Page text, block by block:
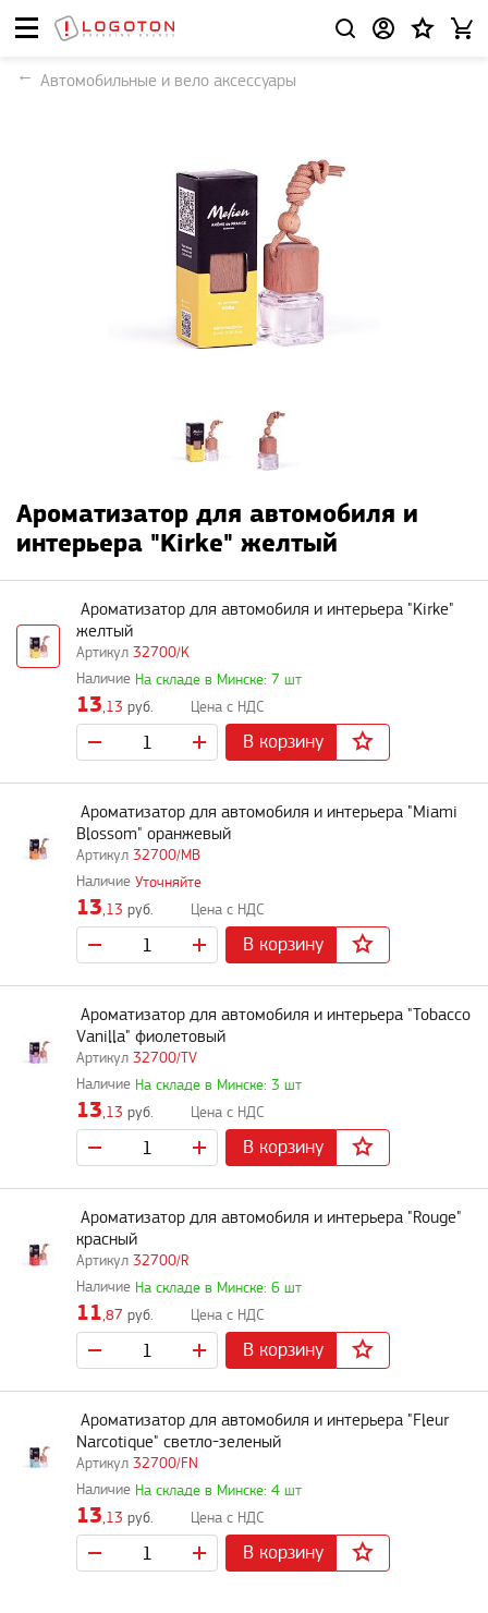
Автомобильные и вело аксессуары
Ароматизатор для автомобиля и
интерьера "Kirke" желтый
32700/K
Ароматизатор для автомобиля и интерьера "Kirke"
желтый
На складе в Минске: 7 шт
13,13 руб.
В корзину
32700/MB
Ароматизатор для автомобиля и интерьера "Miami
Blossom" оранжевый
Уточняйте
13,13 руб.
В корзину
32700/TV
Ароматизатор для автомобиля и интерьера "Tobacco
Vanilla" фиолетовый
На складе в Минске: 3 шт
13,13 руб.
В корзину
32700/R
Ароматизатор для автомобиля и интерьера "Rouge"
красный
На складе в Минске: 6 шт
11,87 руб.
В корзину
32700/FN
Ароматизатор для автомобиля и интерьера "Fleur
Narcotique" светло-зеленый
На складе в Минске: 4 шт
13,13 руб.
В корзину